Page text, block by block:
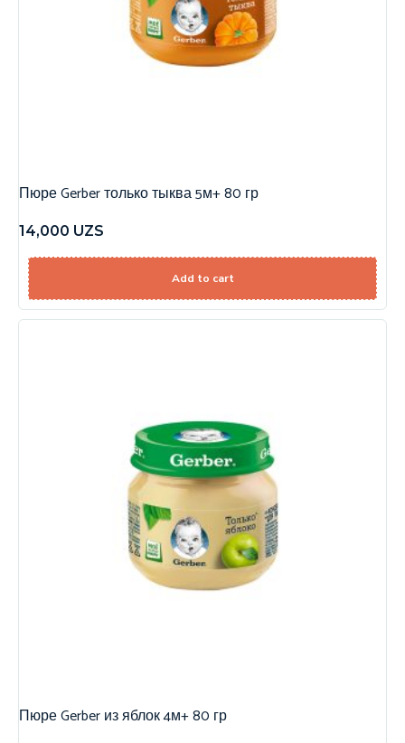
Пюре Gerber только тыква 5м+ 80 гр
14,000 UZS
Add to cart
Пюре Gerber из яблок 4м+ 80 гр